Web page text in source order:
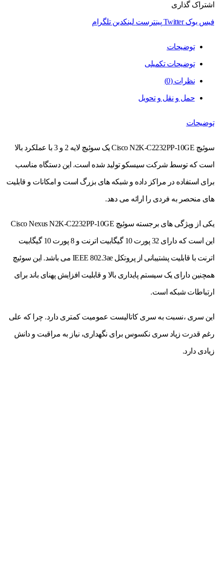
اشتراک گذاری
فیس بوک Twitter پینترست لینکدین تلگرام
توضیحات
توضیحات تکمیلی
نظرات (0)
حمل و نقل و تحویل
توضیحات
سوئیچ Cisco N2K-C2232PP-10GE یک سوئیچ لایه 2 و 3 با عملکرد بالا
است که توسط شرکت سیسکو تولید شده است. این دستگاه مناسب
برای استفاده در مراکز داده و شبکه های بزرگ است و امکانات و قابلیت
های منحصر به فردی را ارائه می دهد.
یکی از ویژگی های برجسته سوئیچ Cisco Nexus N2K-C2232PP-10GE
این است که دارای 32 پورت 10 گیگابیت اترنت و 8 پورت 10 گیگابیت
اترنت با قابلیت پشتیبانی از پروتکل IEEE 802.3ae می باشد. این سوئیچ
همچنین دارای یک سیستم پایداری بالا و قابلیت افزایش پهنای باند برای
ارتباطات شبکه است.
این سری ،نسبت به سری کاتالیست عمومیت کمتری دارد. چرا که علی
رغم قدرت زیاد سری نکسوس برای نگهداری، نیاز به مراقبت و دانش
زیادی دارد.